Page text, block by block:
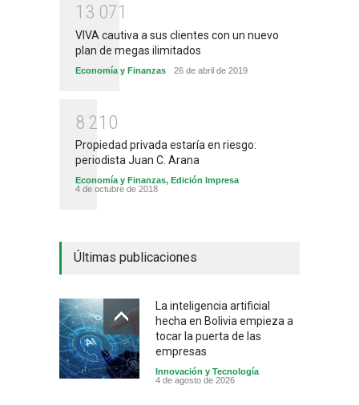
1 3 071
VIVA cautiva a sus clientes con un nuevo
plan de megas ilimitados
Economía y Finanzas 26 de abril de 2019
8 21 0
Propiedad privada estaría en riesgo:
periodista Juan C. Arana
Economía y Finanzas, Edición Impresa
4 de octubre de 2018
Últimas publicaciones
La inteligencia artificial
hecha en Bolivia empieza a
tocar la puerta de las
empresas
Innovación y Tecnología
4 de agosto de 2026